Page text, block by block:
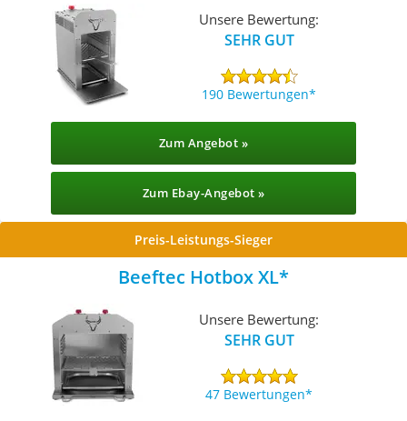
Unsere Bewertung:
SEHR GUT
190 Bewertungen
Zum Angebot »
Zum Ebay-Angebot »
Preis-Leistungs-Sieger
Beeftec Hotbox XL
Unsere Bewertung:
SEHR GUT
47 Bewertungen